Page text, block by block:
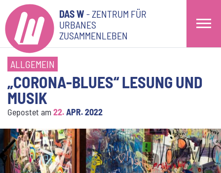
DAS W- ZENTRUM FÜR
URBANES
ZUSAMMENLEBEN
ALLGEMEIN
„CORONA-BLUES“ LESUNG UND
MUSIK
Gepostet am22.APR. 2022